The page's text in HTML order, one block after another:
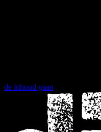
de inhoud gaan